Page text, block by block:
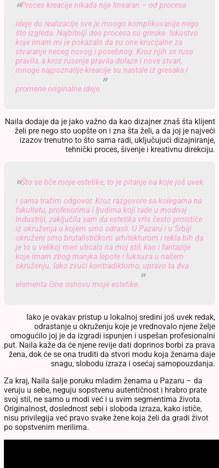
Proces kreacije nikada nije linearan – od procesa
ideje do realizacije sve je mnogo komplikovanije nego
što izgleda. Najbitniji deo procesa su greske. Iskustvo
koje imam mi je pokazalo da su one krucijalne za
stvaranje neceg novog i posebnog. Kroz njih se ruse
pravila, a kroz rusenje pravila dolaze i nove stvari,
mnoge najpoznatije kreacije su nastale iz gresaka i
promene originalne ideje.
Naila dodaje da je jako važno da kao dizajner znaš šta klijent
želi pre nego sto uopšte on i zna šta želi, a da joj je najveći
izazov trenutno to što sama radi, uključujući dizajniranje,
tehnički proces, šivenje i kreativnu direkciju.
Što se tiče moje estetike, to je pitanje na koje još uvek
i sama tražim odgovor. Kroz razgovore sa kolegama na
fakultetu, profesorima i ljudima koji rade u modnoj
industriji, zaključila sam da estetika vrlo često proističe
iz okruženja u kojem smo odrasli. U Pazaru i u Srbiji
okruženi smo brutalističkom arhitekturom i rekla bih da
je to u velikoj meri uticalo na moj stil, kao i fantazije
koje imam zbog manjka lepote i luksuza u našem
okruženju. Iako zvuči kontradiktorno, upravo ta dva
elementa čine osnovu moje estetike.
Iako je ovakav pristup u lokalnoj sredini još uvek redak,
odrastanje u okruženju koje je vrednovalo njene želje
omogućilo joj je da izgradi ispunjen i uspešan profesionalni
put. Naila kaže da će njene revije dati doprinos borbi za prava
žena, dok će se ona truditi da stvori modu koja ženama daje
snagu, slobodu izraza i osećaj samopouzdanja.
Za kraj, Naila šalje poruku mladim ženama u Pazaru – da
veruju u sebe, neguju sopstvenu autentičnost i hrabro prate
svoj stil, ne samo u modi već i u svim segmentima života.
Originalnost, doslednost sebi i sloboda izraza, kako ističe,
nisu privilegija već pravo svake žene koja želi da gradi život
po sopstvenim merilima.